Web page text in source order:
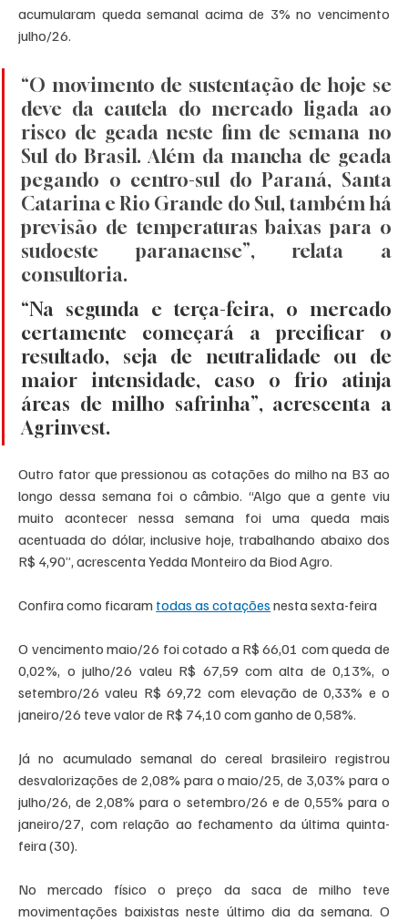
acumularam queda semanal acima de 3% no vencimento
julho/26.
“O movimento de sustentação de hoje se
deve da cautela do mercado ligada ao
risco de geada neste fim de semana no
Sul do Brasil. Além da mancha de geada
pegando o centro-sul do Paraná, Santa
Catarina e Rio Grande do Sul, também há
previsão de temperaturas baixas para o
sudoeste paranaense”, relata a
consultoria.
“Na segunda e terça-feira, o mercado
certamente começará a precificar o
resultado, seja de neutralidade ou de
maior intensidade, caso o frio atinja
áreas de milho safrinha”, acrescenta a
Agrinvest.
Outro fator que pressionou as cotações do milho na B3 ao
longo dessa semana foi o câmbio. “Algo que a gente viu
muito acontecer nessa semana foi uma queda mais
acentuada do dólar, inclusive hoje, trabalhando abaixo dos
R$ 4,90”, acrescenta Yedda Monteiro da Biod Agro.
Confira como ficaram todas as cotações nesta sexta-feira
O vencimento maio/26 foi cotado a R$ 66,01 com queda de
0,02%, o julho/26 valeu R$ 67,59 com alta de 0,13%, o
setembro/26 valeu R$ 69,72 com elevação de 0,33% e o
janeiro/26 teve valor de R$ 74,10 com ganho de 0,58%.
Já no acumulado semanal do cereal brasileiro registrou
desvalorizações de 2,08% para o maio/25, de 3,03% para o
julho/26, de 2,08% para o setembro/26 e de 0,55% para o
janeiro/27, com relação ao fechamento da última quinta-
feira (30).
No mercado físico o preço da saca de milho teve
movimentações baixistas neste último dia da semana. O